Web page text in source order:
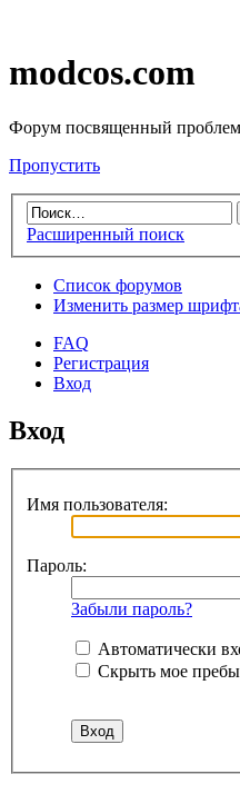
modcos.com
Форум посвященный
Пропустить
Расширенный поиск
Список форумов
Изменить размер
FAQ
Регистрация
Вход
Вход
Имя пользователя:
Пароль:
Забыли пароль?
Автоматически
Скрыть мое